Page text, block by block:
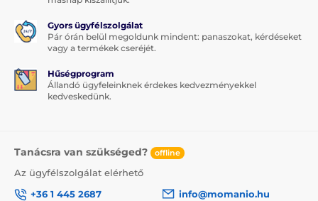
Gyors ügyfélszolgálat
Pár órán belül megoldunk mindent: panaszokat, kérdéseket
vagy a termékek cseréjét.
Hűségprogram
Állandó ügyfeleinknek érdekes kedvezményekkel
kedveskedünk.
Tanácsra van szükséged? offline
Az ügyfélszolgálat elérhető
+36 1 445 2687
info@momanio.hu